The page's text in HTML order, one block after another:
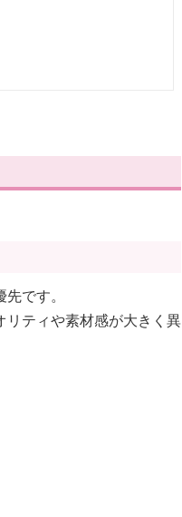
です。
ティや素材感が大きく異